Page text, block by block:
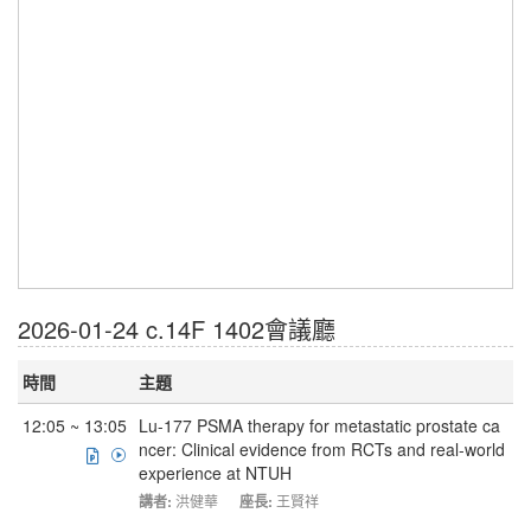
2026-01-24 c.14F 1402會議廳
時間
主題
12:05 ~ 13:05 Lu-177 PSMA therapy for metastatic prostate ca
ncer: Clinical evidence from RCTs and real-world
experience at NTUH
講者: 洪健華 座長: 王賢祥